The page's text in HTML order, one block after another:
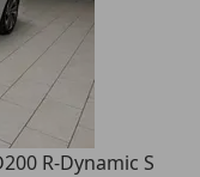
R-Dynamic S